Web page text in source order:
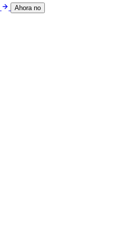
Ahora no